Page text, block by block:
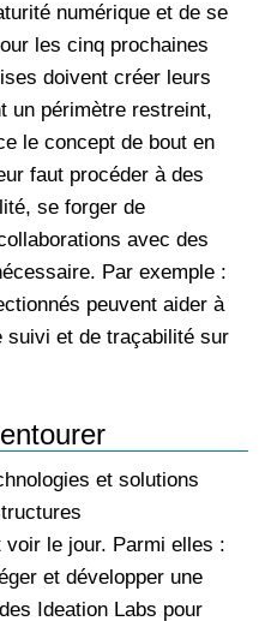
numérique et de se
les cinq prochaines
doivent créer leurs
un périmètre restreint,
le concept de bout en
faut procéder à des
se forger de
avec des
Par exemple :
peuvent aider à
suivi et de traçabilité sur
et solutions
le jour. Parmi elles :
et développer une
Ideation Labs pour